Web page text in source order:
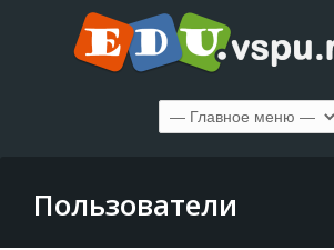
Пользователи